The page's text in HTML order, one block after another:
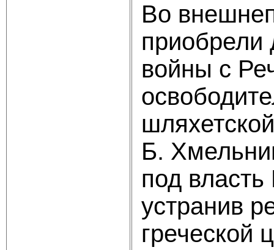
Во
приобрели
войны с
Б.
под
устранив
грече­ской